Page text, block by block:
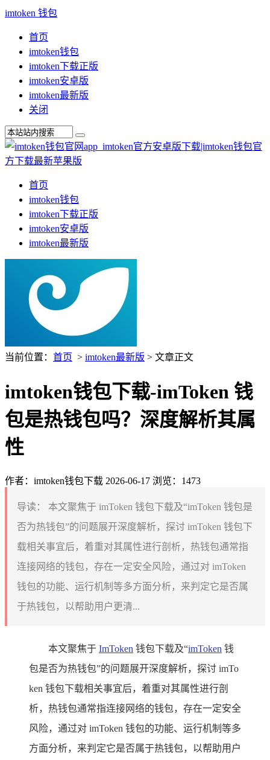
imtoken 钱包
首页
imtoken钱包
imtoken下载正版
imtoken安卓版
imtoken最新版
关闭
首页
imtoken钱包
imtoken下载正版
imtoken安卓版
imtoken最新版
当前位置： 首页 > imtoken最新版 > 文章正文
imtoken钱包下载-imToken 钱
包是热钱包吗？深度解析其属
性
作者：imtoken钱包下载 2026-06-17 浏览：1473
导读：
本文聚焦于 imToken 钱包下载及“imToken 钱包是
否为热钱包”的问题展开深度解析，探讨 imToken 钱包下
载相关事宜后，着重对其属性进行剖析，热钱包通常指
连接网络的钱包，存在一定安全风险，通过对 imToken
钱包的功能、运行机制等多方面分析，来判定它是否属
于热钱包，以帮助用户更清...
本文聚焦于 ImToken 钱包下载及“imToken 钱
包是否为热钱包”的问题展开深度解析，探讨 imTo
ken 钱包下载相关事宜后，着重对其属性进行剖
析，热钱包通常指连接网络的钱包，存在一定安全
风险，通过对 imToken 钱包的功能、运行机制等多
方面分析，来判定它是否属于热钱包，以帮助用户